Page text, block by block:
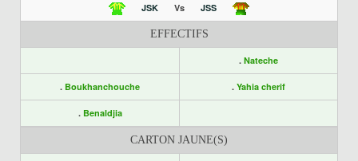
JSK Vs JSS
EFFECTIFS
. Nateche
. Boukhanchouche . Yahia cherif
. Benaldjia
CARTON JAUNE(S)